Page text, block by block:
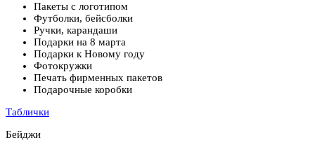
Пакеты с логотипом
Футболки, бейсболки
Ручки, карандаши
Подарки на 8 марта
Подарки к Новому году
Фотокружки
Печать фирменных пакетов
Подарочные коробки
Таблички
Бейджи